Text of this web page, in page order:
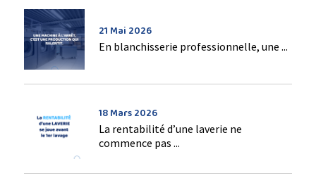
21 Mai 2026
En blanchisserie professionnelle, une ...
18 Mars 2026
La rentabilité d’une laverie ne
commence pas ...